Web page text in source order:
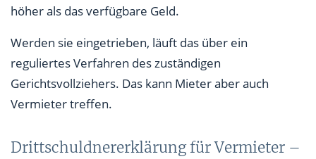
Vermieter als Drittschuldner
höher als das verfügbare Geld.
Werden sie eingetrieben, läuft das über ein
reguliertes Verfahren des zuständigen
Gerichtsvollziehers. Das kann Mieter aber auch
Vermieter treffen.
Drittschuldnererklärung für Vermieter –